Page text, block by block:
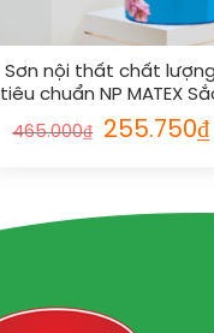
Sơn nội thất chất lượng
tiêu chuẩn NP MATEX
màu dịu mát vs RAL
465.000₫
Giá
gốc
255.750₫